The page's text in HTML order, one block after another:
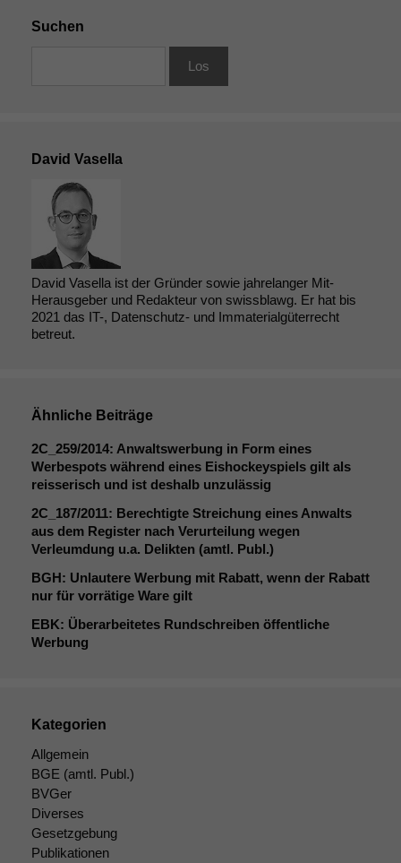
Suchen
David Vasella
David Vasella ist der Gründer sowie jahrelanger Mit-
Herausgeber und Redakteur von swissblawg. Er hat bis
2021 das IT-, Datenschutz- und Immaterialgüterrecht
betreut.
Ähnliche Beiträge
2C_259/2014: Anwaltswerbung in Form eines
Werbespots während eines Eishockeyspiels gilt als
reisserisch und ist deshalb unzulässig
2C_187/2011: Berechtigte Streichung eines Anwalts
aus dem Register nach Verurteilung wegen
Verleumdung u.a. Delikten (amtl. Publ.)
BGH: Unlautere Werbung mit Rabatt, wenn der Rabatt
nur für vorrätige Ware gilt
EBK: Überarbeitetes Rundschreiben öffentliche
Werbung
Kategorien
Allgemein
BGE (amtl. Publ.)
BVGer
Diverses
Gesetzgebung
Publikationen
sind optional.
Wenn Sie
diese Option
Marketing
Wir speichern
anonyme Daten ab,
um interne
marketingtechnische
Auswertungen
durchführen zu
zu verbessern.